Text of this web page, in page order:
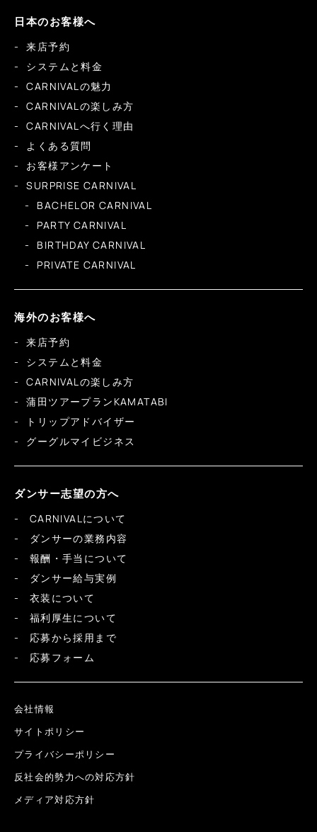
日本のお客様へ
来店予約
システムと料金
CARNIVALの魅力
CARNIVALの楽しみ方
CARNIVALへ行く理由
よくある質問
お客様アンケート
SURPRISE CARNIVAL
BACHELOR CARNIVAL
PARTY CARNIVAL
BIRTHDAY CARNIVAL
PRIVATE CARNIVAL
海外のお客様へ
来店予約
システムと料金
CARNIVALの楽しみ方
蒲田ツアープランKAMATABI
トリップアドバイザー
グーグルマイビジネス
ダンサー志望の方へ
CARNIVALについて
ダンサーの業務内容
報酬・手当について
ダンサー給与実例
衣装について
福利厚生について
応募から採用まで
応募フォーム
会社情報
サイトポリシー
プライバシーポリシー
反社会的勢力への対応方針
メディア対応方針